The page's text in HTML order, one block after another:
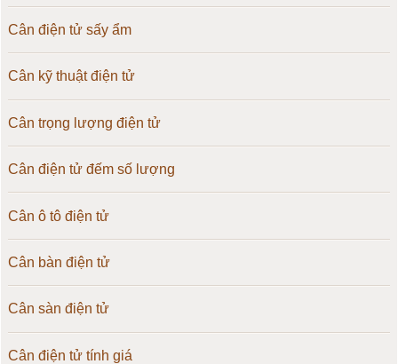
Cân điện tử sấy ẩm
Cân kỹ thuật điện tử
Cân trọng lượng điện tử
Cân điện tử đếm số lượng
Cân ô tô điện tử
Cân bàn điện tử
Cân sàn điện tử
Cân điện tử tính giá